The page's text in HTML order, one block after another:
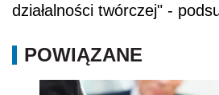
działalności twórczej" -
POWIĄZANE